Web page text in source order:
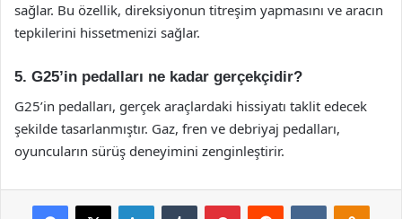
sağlar. Bu özellik, direksiyonun titreşim yapmasını ve aracın
tepkilerini hissetmenizi sağlar.
5. G25’in pedalları ne kadar gerçekçidir?
G25’in pedalları, gerçek araçlardaki hissiyatı taklit edecek
şekilde tasarlanmıştır. Gaz, fren ve debriyaj pedalları,
oyuncuların sürüş deneyimini zenginleştirir.
Facebook
X LinkedInTumblr PinterestReddit VKontakte